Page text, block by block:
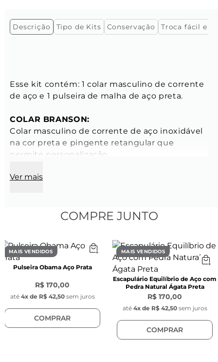
Descrição Tipo de Kits Conservação Troca fácil e
Esse kit contém: 1 colar masculino de corrente
de aço e 1 pulseira de malha de aço preta.
COLAR BRANSON:
Colar masculino de corrente de aço inoxidável
na cor preta e pingente retangular que
permite personalização.
- Espessura: 2 mm (0,2 cm)
- Modelo da corrente: Grumet
- Fecho lagosta de aço inoxidável na cor preta
com 1 cm de comprimento
- Pingente preto redondo com gravação da
chave da Key Design fixo na corrente (ao lado
do fecho). Pingente com 1cm de diâmetro e
1cm de espessura.
—-------------------------------------------------------
Ver mais
COMPRE JUNTO
MAIS VENDIDOS
Pulseira Obama Aço Prata
R$ 170,00
até 4x de R$ 42,50 sem juros
COMPRAR
MAIS VENDIDOS
Escapulário Equilíbrio de Aço com
Pedra Natural Ágata Preta
R$ 170,00
até 4x de R$ 42,50 sem juros
COMPRAR